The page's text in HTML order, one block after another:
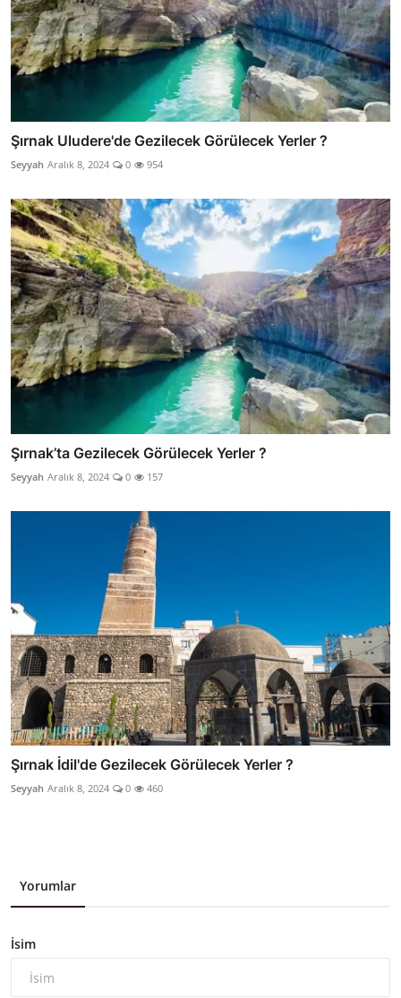
Şırnak Uludere'de Gezilecek Görülecek Yerler ?
Seyyah Aralık 8, 2024 0 954
Şırnak’ta Gezilecek Görülecek Yerler ?
Seyyah Aralık 8, 2024 0 157
Şırnak İdil'de Gezilecek Görülecek Yerler ?
Seyyah Aralık 8, 2024 0 460
Yorumlar
İsim